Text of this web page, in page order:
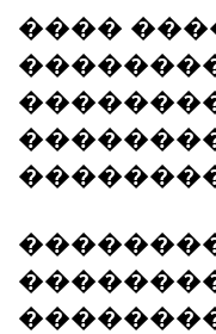
����